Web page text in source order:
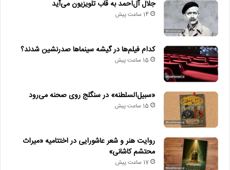
جلال آل‌احمد به قاب تلویزیون می‌آید
14 ساعت پیش
کدام فیلم‌ها در گیشه سینماها صدرنشین شدند؟
15 ساعت پیش
«سبیل‌السلطنه» در سنگلج روی صحنه می‌رود
15 ساعت پیش
روایت هنر و شعر عاشورایی در اختتامیه «میراث
محتشم کاشانی»
17 ساعت پیش